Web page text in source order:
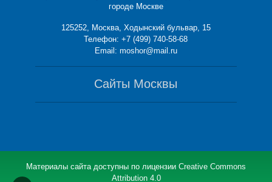
городе Москве
125252, Москва, Ходынский бульвар, 15
Телефон:+7 (499) 740-58-68
Email: moshor@mail.ru
Сайты Москвы
Материалы сайта доступны по лицензии Creative Commons
Attribution 4.0